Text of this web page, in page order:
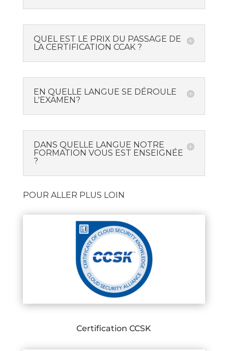
QUEL EST LE PRIX DU PASSAGE DE
LA CERTIFICATION CCAK ?
EN QUELLE LANGUE SE DÉROULE
L'EXAMEN?
DANS QUELLE LANGUE NOTRE
FORMATION VOUS EST ENSEIGNÉE
?
POUR ALLER PLUS LOIN
Certification CCSK